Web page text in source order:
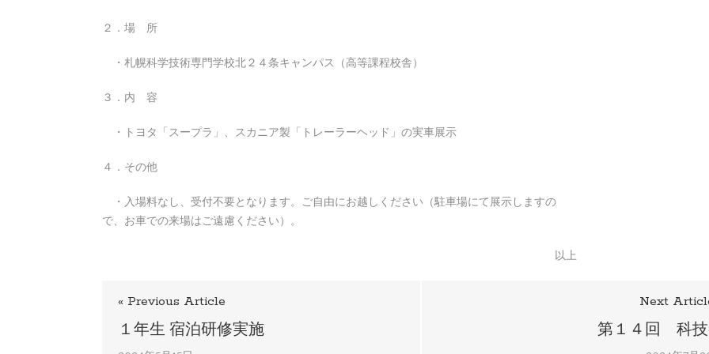
２．場 所
・札幌科学技術専門学校北２４条キャンパス（高等課程校舎）
３．内 容
・トヨタ「スープラ」、スカニア製「トレーラーヘッド」の実車展示
４．その他
・入場料なし、受付不要となります。ご自由にお越しください（駐車場にて展示しますの
で、お車での来場はご遠慮ください）。
以上
« Previous Article
１年生 宿泊研修実施
Next
第１４回 科